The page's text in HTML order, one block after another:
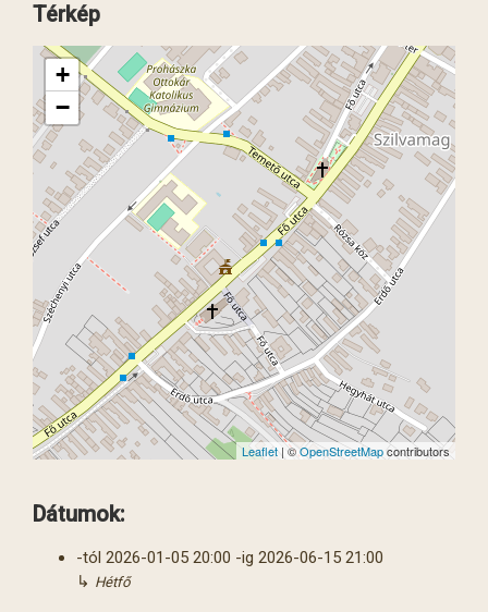
Térkép
+
−
Leaflet | ©OpenStreetMapcontributors
Dátumok:
-tól 2026-01-05 20:00 -ig 2026-06-15 21:00
↳ Hétfő